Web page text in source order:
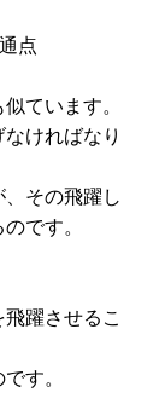
点
ています。
ければなり
その飛躍し
です。
躍させるこ
す。